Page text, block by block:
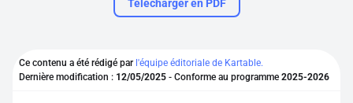
Se connecter
Télécharger en PDF
Ce contenu a été rédigé par l'équipe éditoriale de Kartable.
Dernière modification : 12/05/2025 - Conforme au programme 2025-2026